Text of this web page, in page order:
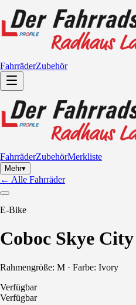
FahrräderZubehör
FahrräderZubehörMerkliste
Mehr▾
← Alle Fahrräder
E-Bike
Coboc Skye
Rahmengröße: M · Farbe: Ivory
Verfügbar
Verfügbar